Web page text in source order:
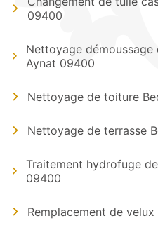
09400
Nettoyage
Aynat 09400
Nettoyage de toiture
Nettoyage de terrasse
Traitement hydrofuge
09400
Remplacement de